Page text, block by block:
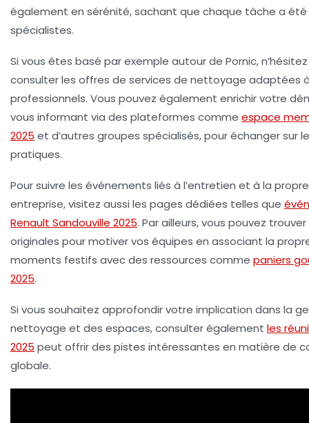
également en sérénité, sachant que chaque tâche a
spécialistes.
Si vous êtes basé par exemple autour de Pornic,
consulter les offres de services de nettoyage adaptées
professionnels. Vous pouvez également enrichir votre
vous informant via des plateformes comme espace
2025 et d’autres groupes spécialisés, pour échanger sur
pratiques.
Pour suivre les événements liés à l’entretien et à la
entreprise, visitez aussi les pages dédiées telles que
Renault Sandouville 2025. Par ailleurs, vous pouvez
originales pour motiver vos équipes en associant la
moments festifs avec des ressources comme paniers
2025.
Si vous souhaitez approfondir votre implication dans la
nettoyage et des espaces, consulter également les
2025 peut offrir des pistes intéressantes en matière de
globale.